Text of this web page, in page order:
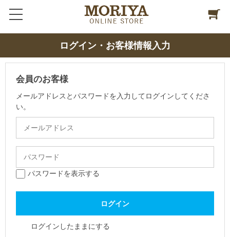
ログイン・お客様情報入力
会員のお客様
メールアドレスとパスワードを入力してログインしてくださ
い。
パスワードを表示する
ログインしたままにする